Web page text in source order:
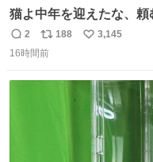
猫よ中年を迎えたな、
れ…と願ってから、いや
の世に置いていくなん
愛がられて困ることも
よ不老不死でいてくれ
返
信
2
リ
ポ
188
い
数
3,145
16時間前